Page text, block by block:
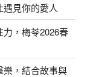
見你的愛人
，梅苓2026春
樂，結合故事與